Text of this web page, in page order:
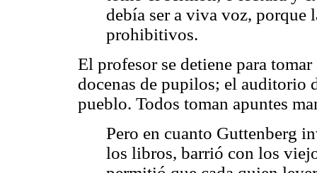
debía ser a viva voz, porque
prohibitivos.
El profesor se detiene para
docenas de pupilos; el auditorio
pueblo. Todos toman apuntes
Pero en cuanto Guttenberg
los libros, barrió con los